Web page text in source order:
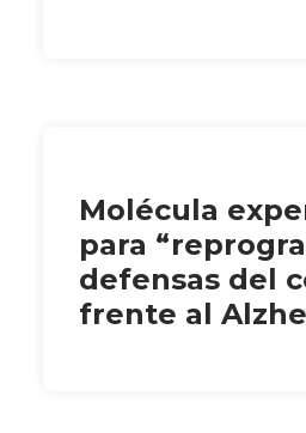
Molécula
para
defensas del
frente al